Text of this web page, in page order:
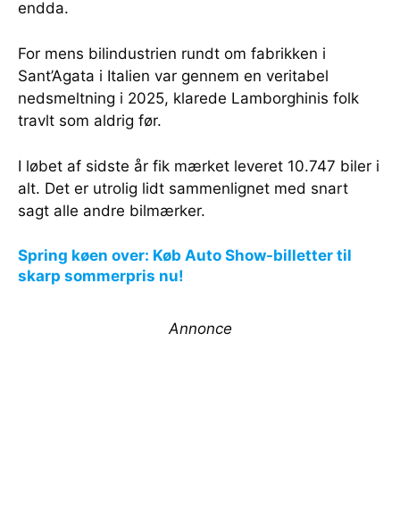
endda.
For mens bilindustrien rundt om fabrikken i
Sant’Agata i Italien var gennem en veritabel
nedsmeltning i 2025, klarede Lamborghinis folk
travlt som aldrig før.
I løbet af sidste år fik mærket leveret 10.747 biler i
alt. Det er utrolig lidt sammenlignet med snart
sagt alle andre bilmærker.
Spring køen over: Køb Auto Show-billetter til
skarp sommerpris nu!
Annonce